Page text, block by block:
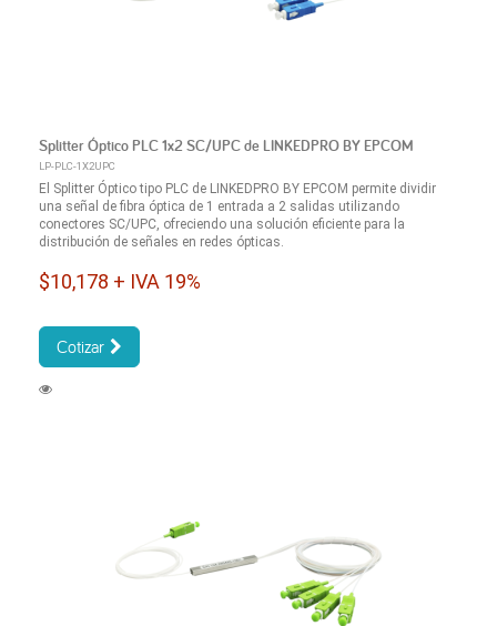
Splitter Óptico PLC 1x2 SC/UPC de LINKEDPRO BY EPCOM
LP-PLC-1X2UPC
El Splitter Óptico tipo PLC de LINKEDPRO BY EPCOM permite dividir
una señal de fibra óptica de 1 entrada a 2 salidas utilizando
conectores SC/UPC, ofreciendo una solución eficiente para la
distribución de señales en redes ópticas.
$10,178 + IVA 19%
Cotizar